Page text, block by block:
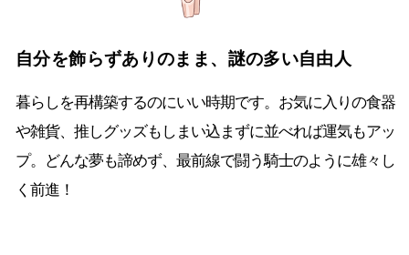
自分を飾らずありのまま、謎の多い自由人
暮らしを再構築するのにいい時期です。お気に入りの食器
や雑貨、推しグッズもしまい込まずに並べれば運気もアッ
プ。どんな夢も諦めず、最前線で闘う騎士のように雄々し
く前進！